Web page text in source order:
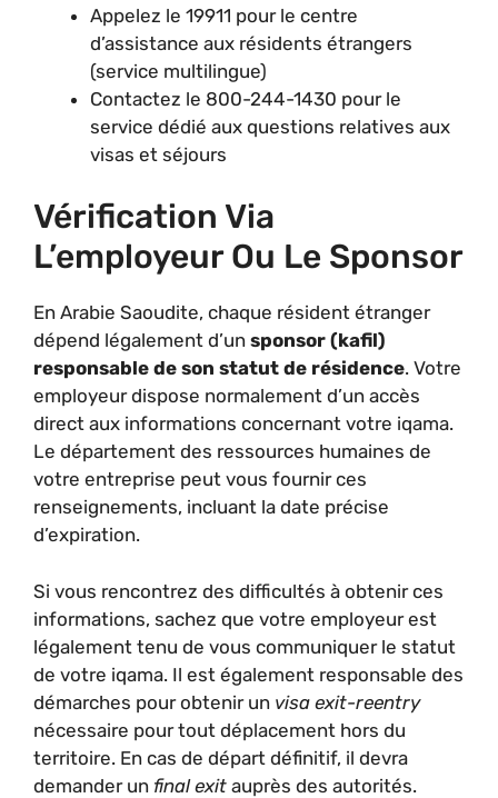
Appelez le 19911 pour le centre
d’assistance aux résidents étrangers
(service multilingue)
Contactez le 800-244-1430 pour le
service dédié aux questions relatives aux
visas et séjours
Vérification Via
L’employeur Ou Le Sponsor
En Arabie Saoudite, chaque résident étranger
dépend légalement d’un sponsor (kafil)
responsable de son statut de résidence. Votre
employeur dispose normalement d’un accès
direct aux informations concernant votre iqama.
Le département des ressources humaines de
votre entreprise peut vous fournir ces
renseignements, incluant la date précise
d’expiration.
Si vous rencontrez des difficultés à obtenir ces
informations, sachez que votre employeur est
légalement tenu de vous communiquer le statut
de votre iqama. Il est également responsable des
démarches pour obtenir un visa exit-reentry
nécessaire pour tout déplacement hors du
territoire. En cas de départ définitif, il devra
demander un final exit auprès des autorités.